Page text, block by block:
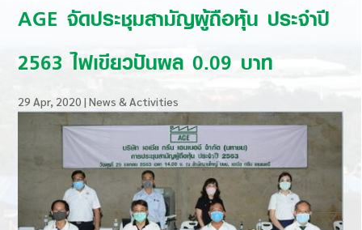
AGE จัดประชุมสามัญผู้ถือหุ้น ประจำปี
2563 ไฟเขียวปันผล 0.09 บาท
29 Apr, 2020 |News & Activities